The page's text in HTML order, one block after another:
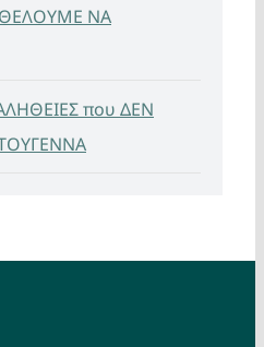
ΘΕΛΟΥΜΕ ΝΑ
που ΔΕΝ